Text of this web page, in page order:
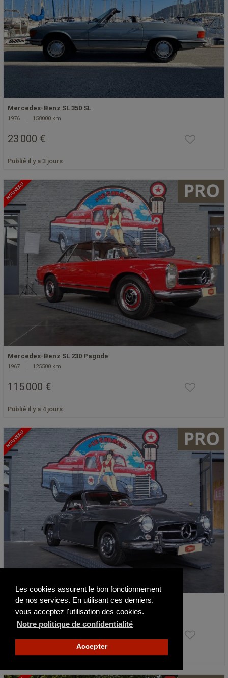
Les cookies assurent le bon fonctionnement
de nos services. En utilisant ces derniers,
vous acceptez l'utilisation des cookies.
Notre politique de confidentialité
Accepter
Mercedes-Benz SL 350 SL
1976 158000 km
23 000 €
Publié il y a 3 jours
NOUVEAU
Mercedes-Benz SL 230 Pagode
1967 125500 km
115 000 €
Publié il y a 4 jours
NOUVEAU
Mercedes-Benz SL 190
1960 75000 km
Publié il y a 4 jours